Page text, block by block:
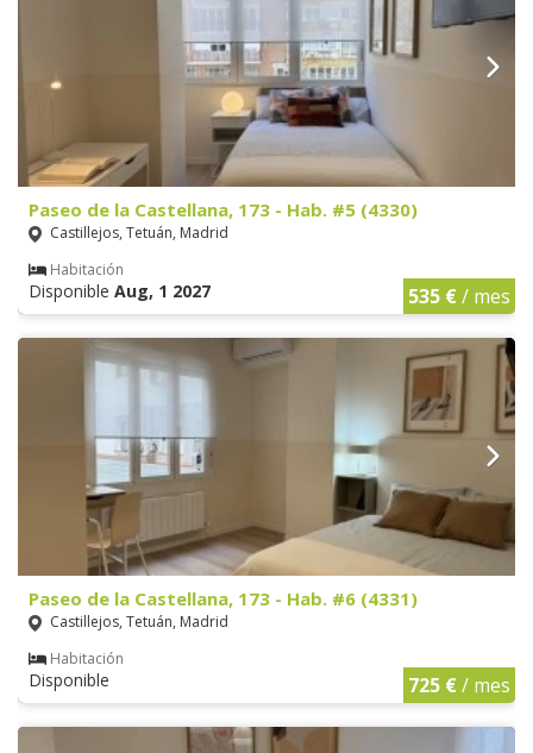
Paseo de la Castellana, 173 - Hab. #5 (4330)
Castillejos, Tetuán, Madrid
Habitación
Disponible Aug, 1 2027 535 €/ mes
Paseo de la Castellana, 173 - Hab. #6 (4331)
Castillejos, Tetuán, Madrid
Habitación
Disponible 725 €/ mes